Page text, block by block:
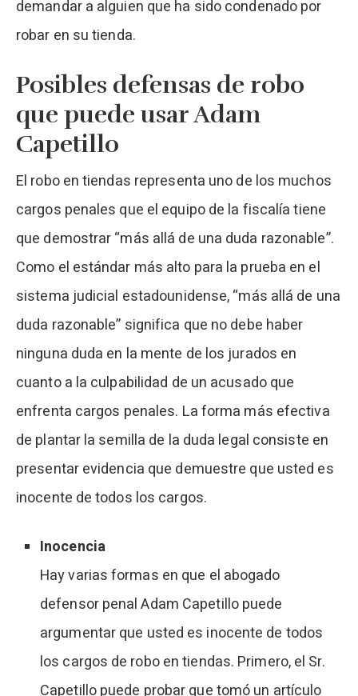
demandar a alguien que ha sido condenado por
robar en su tienda.
Posibles defensas de robo
que puede usar Adam
Capetillo
El robo en tiendas representa uno de los muchos
cargos penales que el equipo de la fiscalía tiene
que demostrar “más allá de una duda razonable”.
Como el estándar más alto para la prueba en el
sistema judicial estadounidense, “más allá de una
duda razonable” significa que no debe haber
ninguna duda en la mente de los jurados en
cuanto a la culpabilidad de un acusado que
enfrenta cargos penales. La forma más efectiva
de plantar la semilla de la duda legal consiste en
presentar evidencia que demuestre que usted es
inocente de todos los cargos.
Inocencia
Hay varias formas en que el abogado
defensor penal Adam Capetillo puede
argumentar que usted es inocente de todos
los cargos de robo en tiendas. Primero, el Sr.
Capetillo puede probar que tomó un artículo